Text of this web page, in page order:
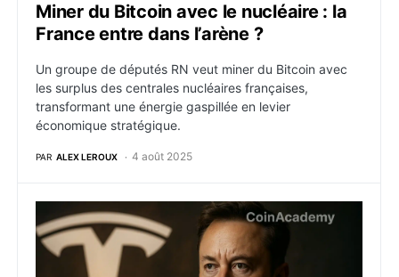
Miner du Bitcoin avec le nucléaire : la
France entre dans l’arène ?
Un groupe de députés RN veut miner du Bitcoin avec
les surplus des centrales nucléaires françaises,
transformant une énergie gaspillée en levier
économique stratégique.
PAR ALEX LEROUX 4 août 2025
Elon Musk décroche 30 milliards $ d’actions Tesla :